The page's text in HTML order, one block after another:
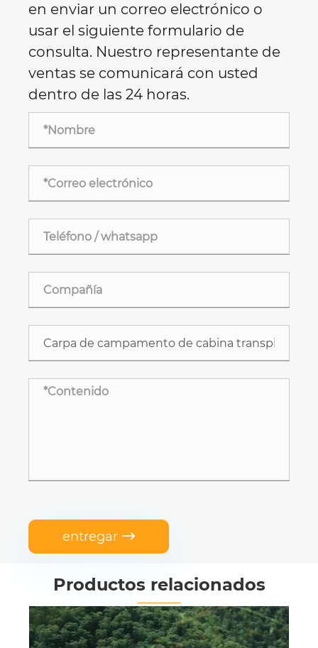
en enviar un correo electrónico o
usar el siguiente formulario de
consulta. Nuestro representante de
ventas se comunicará con usted
dentro de las 24 horas.
entregar 
Productos relacionados